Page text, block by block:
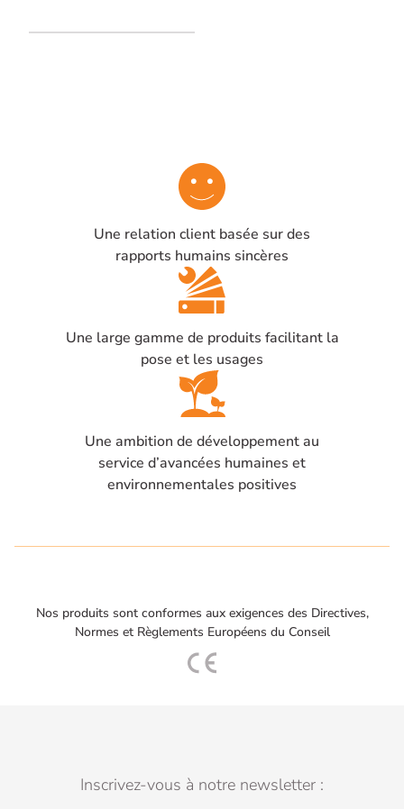
raccordement par câble de 2
Une relation client basée sur des
rapports humains sincères
Une large gamme de produits facilitant la
pose et les usages
Une ambition de développement au
service d’avancées humaines et
environnementales positives
Nos produits sont conformes aux exigences des Directives,
Normes et Règlements Européens du Conseil
Inscrivez-vous à notre newsletter :